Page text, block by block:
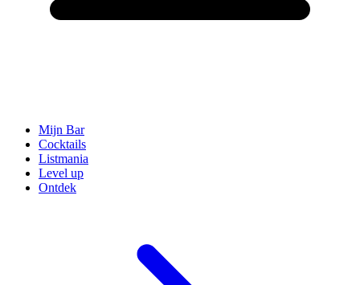
Mijn Bar
Cocktails
Listmania
Level up
Ontdek